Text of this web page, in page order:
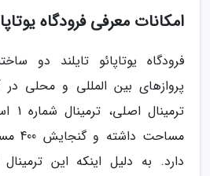
امکانات معرفی فرودگاه
فرودگاه یوتاپائو تایلند دو
پروازهای بین المللی و محلی
مساحت
دارد. به دلیل اینکه این